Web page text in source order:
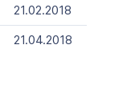
21.02.2018
21.04.2018